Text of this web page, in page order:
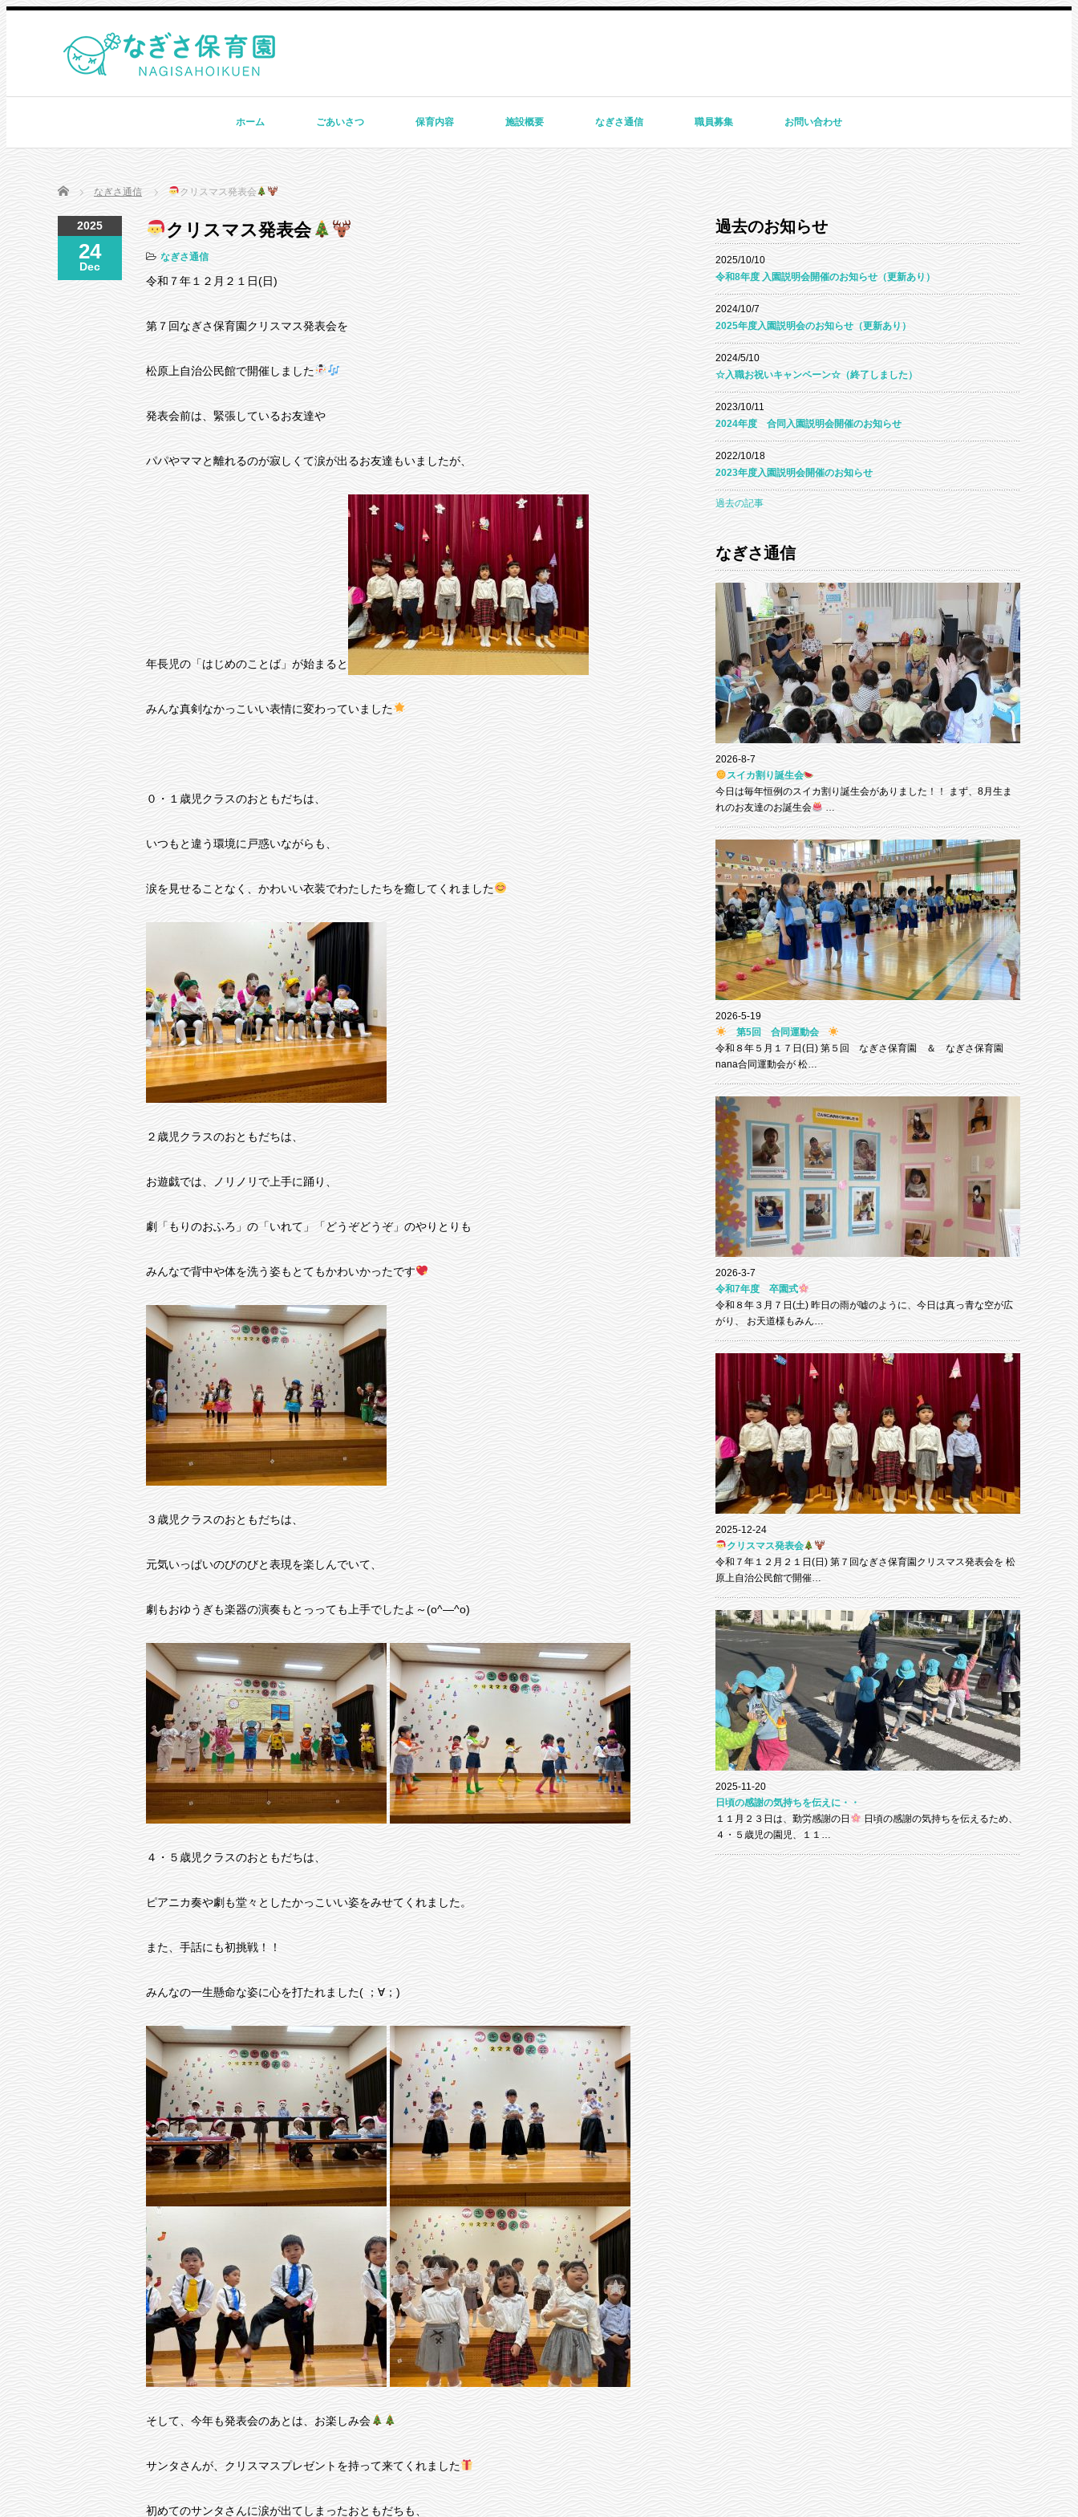
ホーム ごあいさつ 保育内容 施設概要 なぎさ通信 職員募集 お問い合わせ
Home なぎさ通信 クリスマス発表会
2025
24
Dec
クリスマス発表会
なぎさ通信
令和７年１２月２１日(日)
第７回なぎさ保育園クリスマス発表会を
松原上自治公民館で開催しました
発表会前は、緊張しているお友達や
パパやママと離れるのが寂しくて涙が出るお友達もいましたが、
年長児の「はじめのことば」が始まると
みんな真剣なかっこいい表情に変わっていました
０・１歳児クラスのおともだちは、
いつもと違う環境に戸惑いながらも、
涙を見せることなく、かわいい衣装でわたしたちを癒してくれました
２歳児クラスのおともだちは、
お遊戯では、ノリノリで上手に踊り、
劇「もりのおふろ」の「いれて」「どうぞどうぞ」のやりとりも
みんなで背中や体を洗う姿もとてもかわいかったです
３歳児クラスのおともだちは、
元気いっぱいのびのびと表現を楽しんでいて、
劇もおゆうぎも楽器の演奏もとっっても上手でしたよ～(o^―^o)
４・５歳児クラスのおともだちは、
ピアニカ奏や劇も堂々としたかっこいい姿をみせてくれました。
また、手話にも初挑戦！！
みんなの一生懸命な姿に心を打たれました( ；∀；)
そして、今年も発表会のあとは、お楽しみ会
サンタさんが、クリスマスプレゼントを持って来てくれました
初めてのサンタさんに涙が出てしまったおともだちも、
過去のお知らせ
2025/10/10
令和8年度 入園説明会開催のお知らせ（更新あり）
2024/10/7
2025年度入園説明会のお知らせ（更新あり）
2024/5/10
☆入職お祝いキャンペーン☆（終了しました）
2023/10/11
2024年度 合同入園説明会開催のお知らせ
2022/10/18
2023年度入園説明会開催のお知らせ
過去の記事
なぎさ通信
2026-8-7
スイカ割り誕生会
今日は毎年恒例のスイカ割り誕生会がありました！！ まず、8月生ま
れのお友達のお誕生会
…
2026-5-19
第5回 合同運動会
令和８年５月１７日(日) 第５回 なぎさ保育園 ＆ なぎさ保育園
nana合同運動会が 松…
2026-3-7
令和7年度 卒園式
令和８年３月７日(土) 昨日の雨が嘘のように、今日は真っ青な空が広
がり、 お天道様もみん…
2025-12-24
クリスマス発表会
令和７年１２月２１日(日) 第７回なぎさ保育園クリスマス発表会を 松
原上自治公民館で開催…
2025-11-20
日頃の感謝の気持ちを伝えに・・
１１月２３日は、勤労感謝の日
日頃の感謝の気持ちを伝えるため、
４・５歳児の園児、１１…